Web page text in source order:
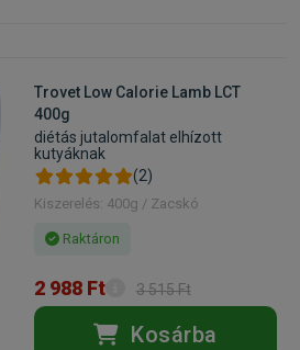
Trovet Low Calorie Lamb LCT
400g
diétás jutalomfalat elhízott
kutyáknak
(2)
Kiszerelés: 400g / Zacskó
Raktáron
2 988 Ft 3 515 Ft
Kosárba